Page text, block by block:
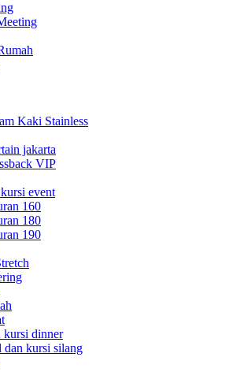
Kaki Stainless
jakarta
VIP
event
160
180
190
kursi dinner
dan kursi silang